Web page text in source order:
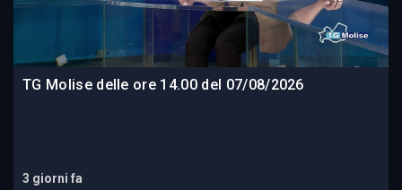
TG Molise delle ore 14.00 del 07/08/2026
3 giorni fa